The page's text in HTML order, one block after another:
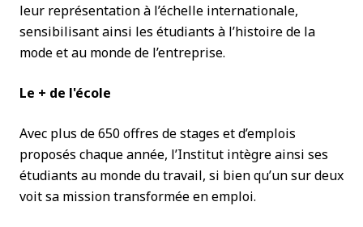
leur représentation à l’échelle internationale,
sensibilisant ainsi les étudiants à l’histoire de la
mode et au monde de l’entreprise.
Le + de l'école
Avec plus de 650 offres de stages et d’emplois
proposés chaque année, l’Institut intègre ainsi ses
étudiants au monde du travail, si bien qu’un sur deux
voit sa mission transformée en emploi.